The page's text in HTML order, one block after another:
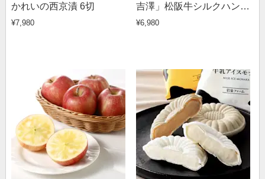
かれいの西京漬 6切
¥7,980
吉澤」松阪牛シルクハン
バーグ（4個）
¥6,980